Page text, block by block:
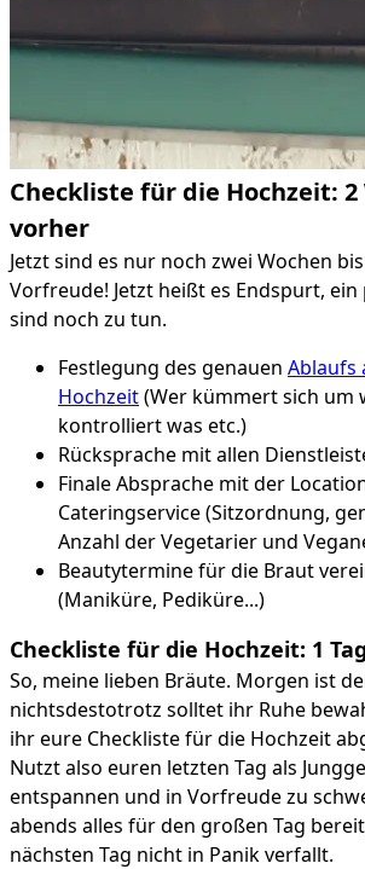
Checkliste für die Hochzeit: 2
vorher
Jetzt sind es nur noch zwei Wochen
Vorfreude! Jetzt heißt es Endspurt,
sind noch zu tun.
Festlegung des genauen Ablaufs
Hochzeit(Wer kümmert sich um
kontrolliert was etc.)
Rücksprache mit allen
Finale Absprache mit der
Cateringservice (Sitzordnung,
Anzahl der Vegetarier und
Beautytermine für die Braut
(Maniküre, Pediküre...)
Checkliste für die Hochzeit: 1
So, meine lieben Bräute. Morgen ist
nichtsdestotrotz solltet ihr Ruhe
ihr eure Checkliste für die Hochzeit
Nutzt also euren letzten Tag als
entspannen und in Vorfreude zu
abends alles für den großen Tag
nächsten Tag nicht in Panik verfallt.